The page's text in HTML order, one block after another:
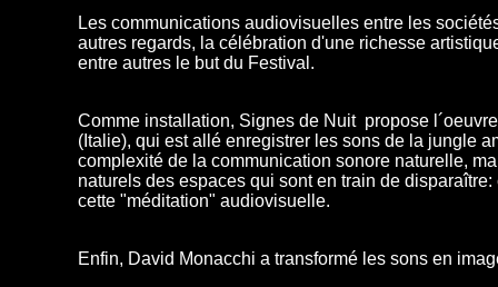
Les communications audiovisuelles entre les
autres regards, la célébration d'une richesse
entre autres le but du Festival.
Comme installation, Signes de Nuit propose
(Italie), qui est allé enregistrer les sons de la jungle
complexité de la communication sonore naturelle,
naturels des espaces qui sont en train de
cette "méditation" audiovisuelle.
Enfin, David Monacchi a transformé les sons en